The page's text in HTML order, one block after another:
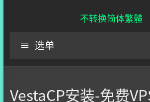
不转换简体繁體
选单
VestaCP安装-免费